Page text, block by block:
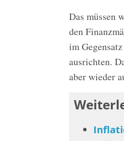
Das müssen
den
im
ausrichten.
aber wieder